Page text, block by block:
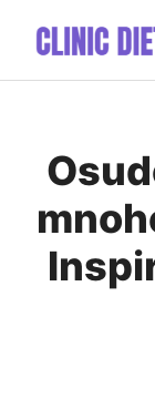
obsah